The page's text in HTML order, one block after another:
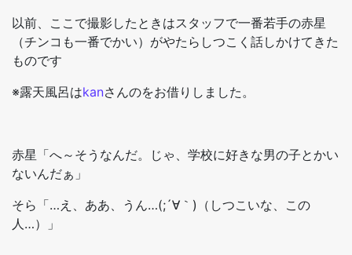
以前、ここで撮影したときはスタッフで一番若手の赤星
（チンコも一番でかい）がやたらしつこく話しかけてきた
ものです
※露天風呂はkanさんのをお借りしました。
赤星「へ～そうなんだ。じゃ、学校に好きな男の子とかい
ないんだぁ」
そら「…え、ああ、うん…(;´∀｀)（しつこいな、この
人…）」